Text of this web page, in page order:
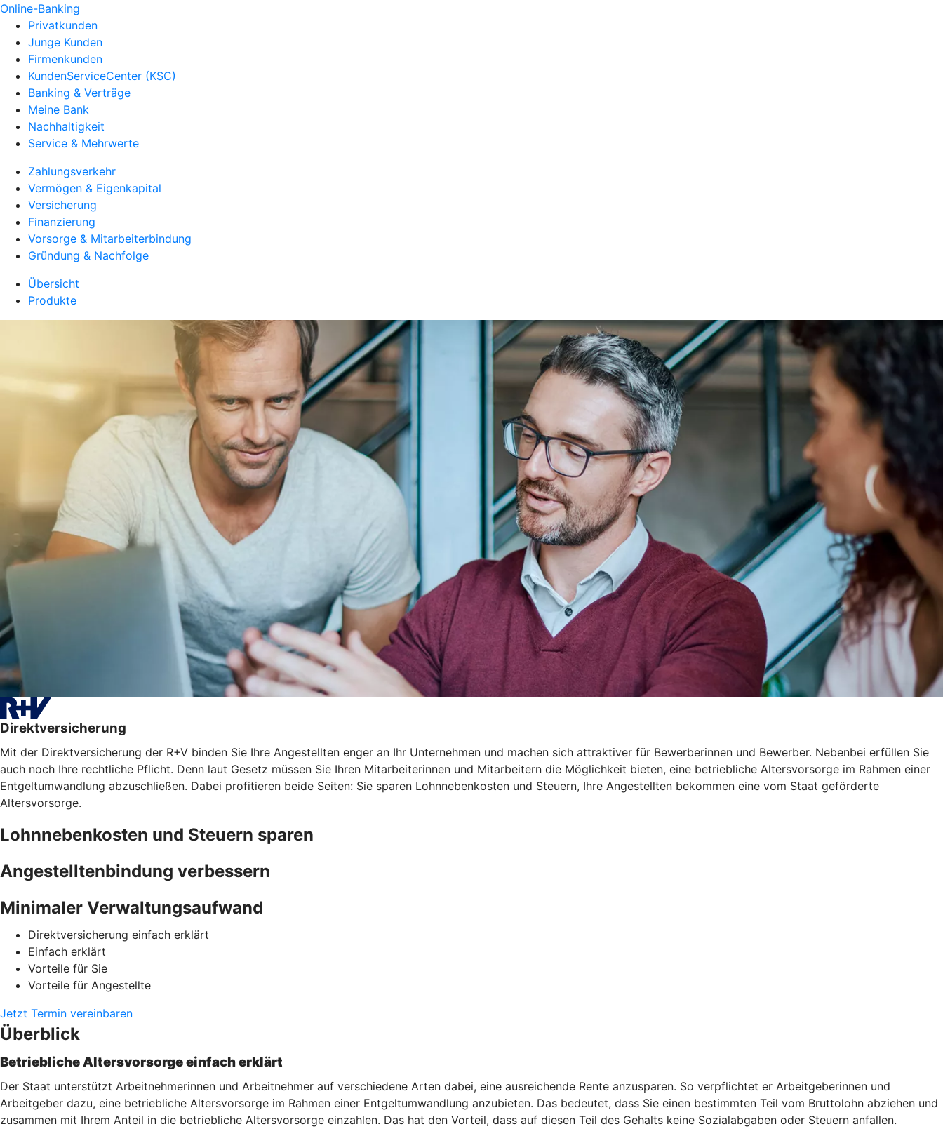
Online-Banking
Privatkunden
Junge Kunden
Firmenkunden
KundenServiceCenter (KSC)
Banking & Verträge
Meine Bank
Nachhaltigkeit
Service & Mehrwerte
Zahlungsverkehr
Vermögen & Eigenkapital
Versicherung
Finanzierung
Vorsorge & Mitarbeiterbindung
Gründung & Nachfolge
Übersicht
Produkte
Direktversicherung
Mit der Direktversicherung der R+V binden Sie Ihre Angestellten enger an Ihr Unternehmen und machen sich attraktiver für Bewerberinnen und Bewerber. Nebenbei erfüllen Sie
auch noch Ihre rechtliche Pflicht. Denn laut Gesetz müssen Sie Ihren Mitarbeiterinnen und Mitarbeitern die Möglichkeit bieten, eine betriebliche Altersvorsorge im Rahmen einer
Entgeltumwandlung abzuschließen. Dabei profitieren beide Seiten: Sie sparen Lohnnebenkosten und Steuern, Ihre Angestellten bekommen eine vom Staat geförderte
Altersvorsorge.
Lohnnebenkosten und Steuern sparen
Angestelltenbindung verbessern
Minimaler Verwaltungsaufwand
Direktversicherung einfach erklärt
Einfach erklärt
Vorteile für Sie
Vorteile für Angestellte
Jetzt Termin vereinbaren
Überblick
Betriebliche Altersvorsorge einfach erklärt
Der Staat unterstützt Arbeitnehmerinnen und Arbeitnehmer auf verschiedene Arten dabei, eine ausreichende Rente anzusparen. So verpflichtet er Arbeitgeberinnen und
Arbeitgeber dazu, eine betriebliche Altersvorsorge im Rahmen einer Entgeltumwandlung anzubieten. Das bedeutet, dass Sie einen bestimmten Teil vom Bruttolohn abziehen und
zusammen mit Ihrem Anteil in die betriebliche Altersvorsorge einzahlen. Das hat den Vorteil, dass auf diesen Teil des Gehalts keine Sozialabgaben oder Steuern anfallen.